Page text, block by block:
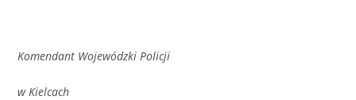
Komendant Wojewódzki Policji
w Kielcach